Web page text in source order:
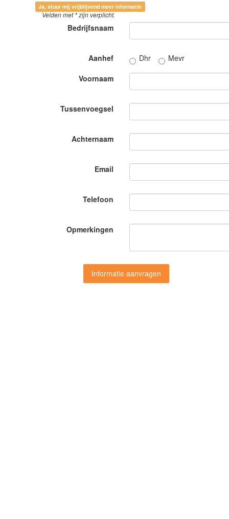
Ja, stuur mij vrijblijvend meer informatie
Velden met*zijn verplicht.
Bedrijfsnaam
Aanhef Dhr
Mevr
Voornaam
Tussenvoegsel
Achternaam
Email
Telefoon
Opmerkingen
Informatie aanvragen